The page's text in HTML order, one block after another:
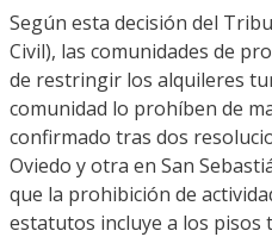
Según esta decisión del
Civil), las comunidades de
de restringir los alquileres
comunidad lo prohíben de
confirmado tras dos
Oviedo y otra en San
que la prohibición de
estatutos incluye a los pisos